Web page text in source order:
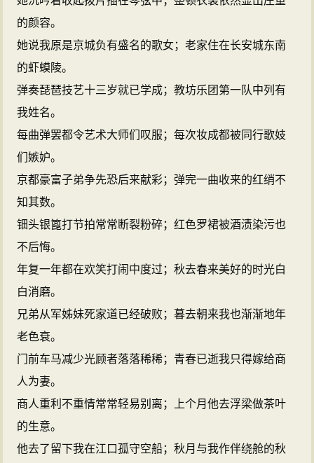
的颜容。
她说我原是京城负有盛名的歌女；老家住在长安城东南
的虾蟆陵。
弹奏琵琶技艺十三岁就已学成；教坊乐团第一队中列有
我姓名。
每曲弹罢都令艺术大师们叹服；每次妆成都被同行歌妓
们嫉妒。
京都豪富子弟争先恐后来献彩；弹完一曲收来的红绡不
知其数。
钿头银篦打节拍常常断裂粉碎；红色罗裙被酒渍染污也
不后悔。
年复一年都在欢笑打闹中度过；秋去春来美好的时光白
白消磨。
兄弟从军姊妹死家道已经破败；暮去朝来我也渐渐地年
老色衰。
门前车马减少光顾者落落稀稀；青春已逝我只得嫁给商
人为妻。
商人重利不重情常常轻易别离；上个月他去浮梁做茶叶
的生意。
他去了留下我在江口孤守空船；秋月与我作伴绕舱的秋